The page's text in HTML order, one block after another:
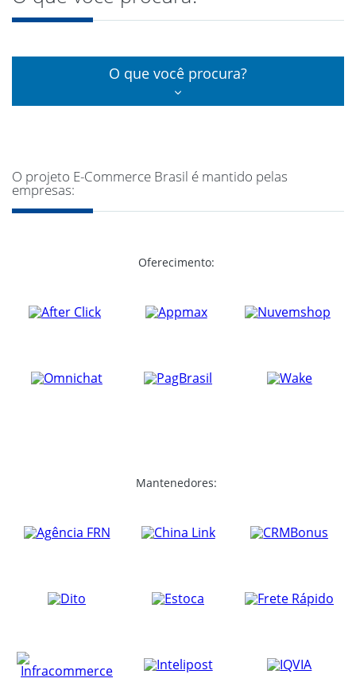
O que você procura?
O projeto E-Commerce Brasil é mantido pelas
empresas:
Oferecimento:
Mantenedores: